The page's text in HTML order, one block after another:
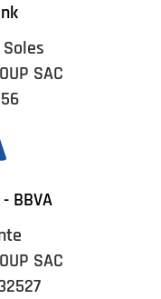
SAC
BBVA
SAC